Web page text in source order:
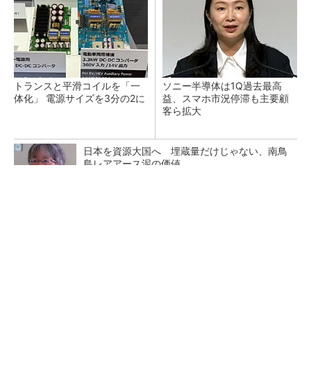
トランスと平滑コイルを「一
体化」 電源サイズを3分の2に
ソニー半導体は1Q過去最高
益、スマホ市況停滞も主要顧
客ら拡大
日本を資源大国へ 埋蔵量だけじゃない、南鳥
島レアアース泥の価値